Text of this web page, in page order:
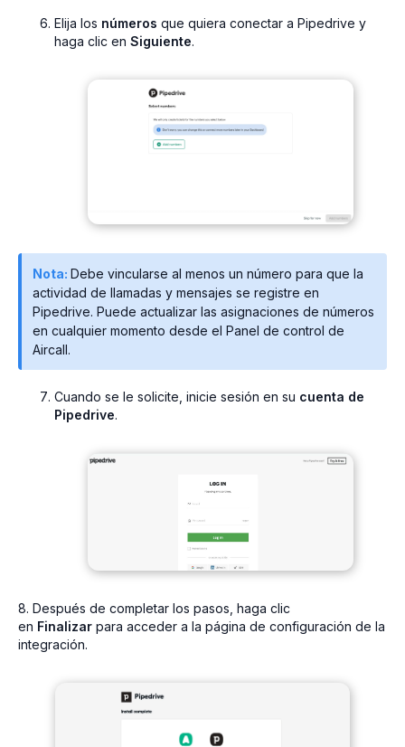
Elija los números que quiera conectar a Pipedrive y
haga clic en Siguiente.
Nota: Debe vincularse al menos un número para que la
actividad de llamadas y mensajes se registre en
Pipedrive. Puede actualizar las asignaciones de números
en cualquier momento desde el Panel de control de
Aircall.
Cuando se le solicite, inicie sesión en su cuenta de
Pipedrive.
8. Después de completar los pasos, haga clic
en Finalizar para acceder a la página de configuración de la
integración.